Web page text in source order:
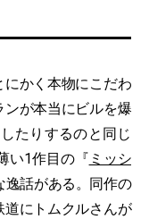
かく本物にこだわ
ンが本当にビルを爆
たりするのと同じ
い1作目の『 ミッシ
逸話がある。同作の
道にトムクルさんが